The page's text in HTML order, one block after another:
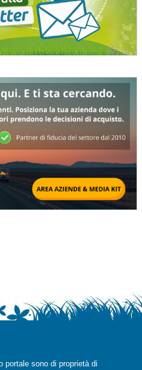
portale sono di proprietà di